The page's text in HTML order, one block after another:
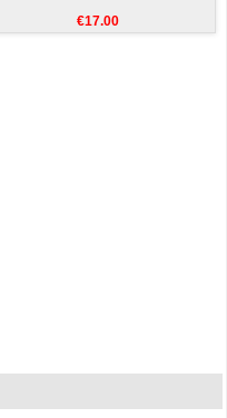
€17.00